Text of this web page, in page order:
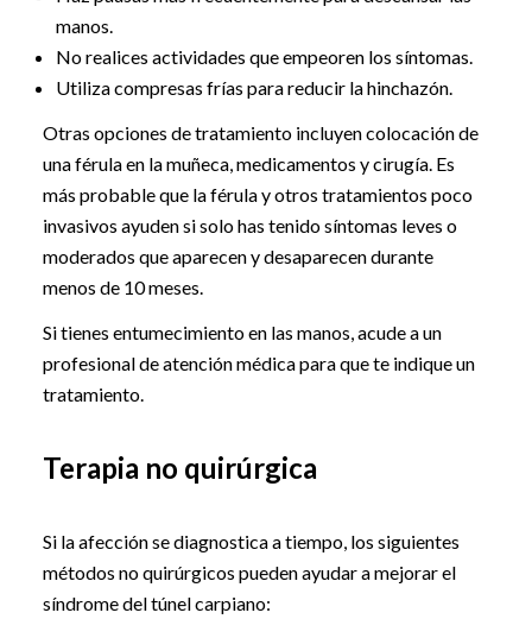
manos.
No realices actividades que empeoren los síntomas.
Utiliza compresas frías para reducir la hinchazón.
Otras opciones de tratamiento incluyen colocación de
una férula en la muñeca, medicamentos y cirugía. Es
más probable que la férula y otros tratamientos poco
invasivos ayuden si solo has tenido síntomas leves o
moderados que aparecen y desaparecen durante
menos de 10 meses.
Si tienes entumecimiento en las manos, acude a un
profesional de atención médica para que te indique un
tratamiento.
Terapia no quirúrgica
Si la afección se diagnostica a tiempo, los siguientes
métodos no quirúrgicos pueden ayudar a mejorar el
síndrome del túnel carpiano: